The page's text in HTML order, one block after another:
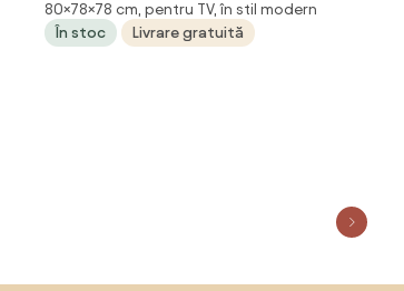
cm țesătură
80×78×78 cm, pentru TV, în stil modern
În stoc
Livrare gratuită